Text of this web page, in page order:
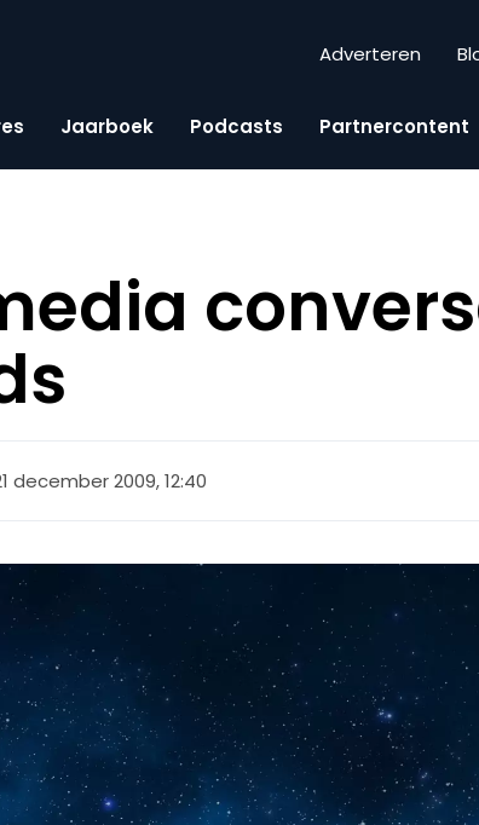
Adverteren
Jaarboek Podcasts Partnercontent
december 2009, 12:40